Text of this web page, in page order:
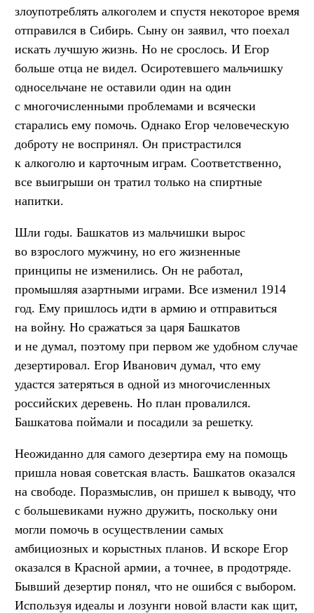
злоупотреблять алкоголем и спустя некоторое время
отправился в Сибирь. Сыну он заявил, что поехал
искать лучшую жизнь. Но не срослось. И Егор
больше отца не видел. Осиротевшего мальчишку
односельчане не оставили один на один
с многочисленными проблемами и всячески
старались ему помочь. Однако Егор человеческую
доброту не воспринял. Он пристрастился
к алкоголю и карточным играм. Соответственно,
все выигрыши он тратил только на спиртные
напитки.
Шли годы. Башкатов из мальчишки вырос
во взрослого мужчину, но его жизненные
принципы не изменились. Он не работал,
промышляя азартными играми. Все изменил 1914
год. Ему пришлось идти в армию и отправиться
на войну. Но сражаться за царя Башкатов
и не думал, поэтому при первом же удобном случае
дезертировал. Егор Иванович думал, что ему
удастся затеряться в одной из многочисленных
российских деревень. Но план провалился.
Башкатова поймали и посадили за решетку.
Неожиданно для самого дезертира ему на помощь
пришла новая советская власть. Башкатов оказался
на свободе. Поразмыслив, он пришел к выводу, что
с большевиками нужно дружить, поскольку они
могли помочь в осуществлении самых
амбициозных и корыстных планов. И вскоре Егор
оказался в Красной армии, а точнее, в продотряде.
Бывший дезертир понял, что не ошибся с выбором.
Используя идеалы и лозунги новой власти как щит,